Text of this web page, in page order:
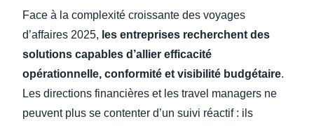
Face à la complexité croissante des voyages
d’affaires 2025, les entreprises recherchent des
solutions capables d’allier efficacité
opérationnelle, conformité et visibilité budgétaire.
Les directions financières et les travel managers ne
peuvent plus se contenter d’un suivi réactif : ils